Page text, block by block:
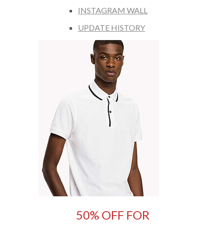
INSTAGRAM WALL
UPDATE HISTORY
50% OFF FOR